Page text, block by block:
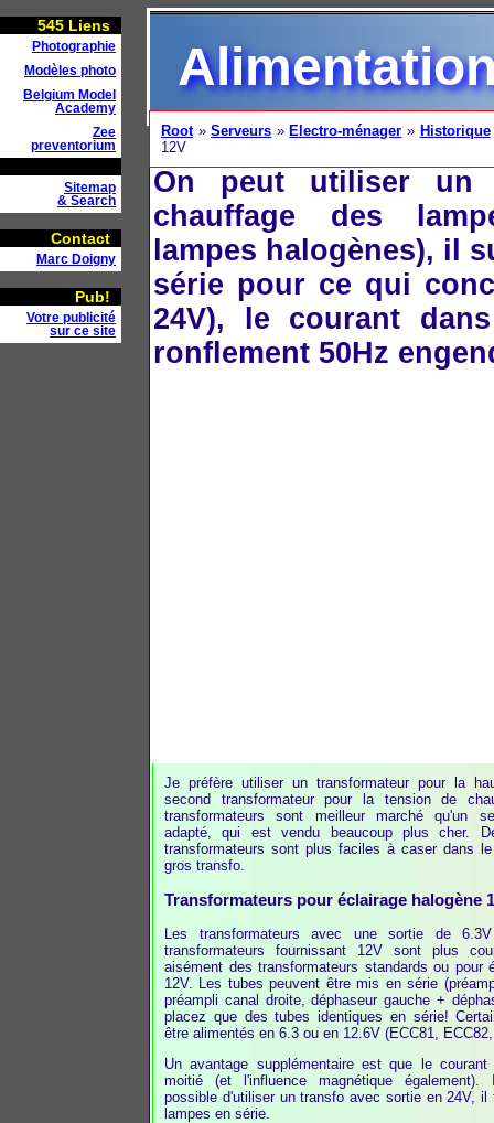
545 Liens
Photographie
Modèles photo
Belgium Model
Academy
Zee
preventorium
Sitemap
& Search
Contact
Marc Doigny
Pub!
Votre publicité
sur ce site
Root»Serveurs » Electro-ménager » Historique
12V
On peut utiliser un
chauffage des
lampes halogènes), il
série pour ce qui
24V), le courant
ronflement 50Hz
Je préfère utiliser un transformateur pour la
second transformateur pour la tension de
transformateurs sont meilleur marché qu'un
adapté, qui est vendu beaucoup plus cher.
transformateurs sont plus faciles à caser dans
gros transfo.
Transformateurs pour éclairage halogène
Les transformateurs avec une sortie de
transformateurs fournissant 12V sont plus
aisément des transformateurs standards ou pour
12V. Les tubes peuvent être mis en série
préampli canal droite, déphaseur gauche +
placez que des tubes identiques en série!
être alimentés en 6.3 ou en 12.6V (ECC81,
Un avantage supplémentaire est que le
moitié (et l'influence magnétique
possible d'utiliser un transfo avec sortie en 24V, il
lampes en série.